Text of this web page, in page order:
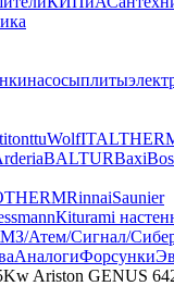
насосыплиты
Wolf
BALTURBaxi
RinnaiSaunier
Кiturami
Атем/Сигнал/
AналогиФорсунки
Ariston GENUS